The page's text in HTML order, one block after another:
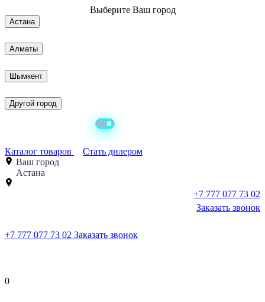
Выберите Ваш город
Астана
Алматы
Шымкент
Другой город
Каталог товаров
Стать дилером
Ваш город
Астана
+7 777 077 73 02
Заказать звонок
+7 777 077 73 02 Заказать звонок
0